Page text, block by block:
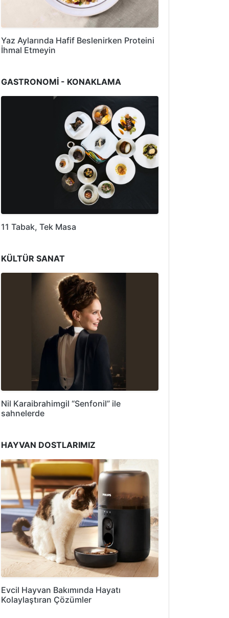
Yaz Aylarında Hafif Beslenirken Proteini
İhmal Etmeyin
GASTRONOMİ - KONAKLAMA
11 Tabak, Tek Masa
KÜLTÜR SANAT
Nil Karaibrahimgil “Senfonil” ile
sahnelerde
HAYVAN DOSTLARIMIZ
Evcil Hayvan Bakımında Hayatı
Kolaylaştıran Çözümler